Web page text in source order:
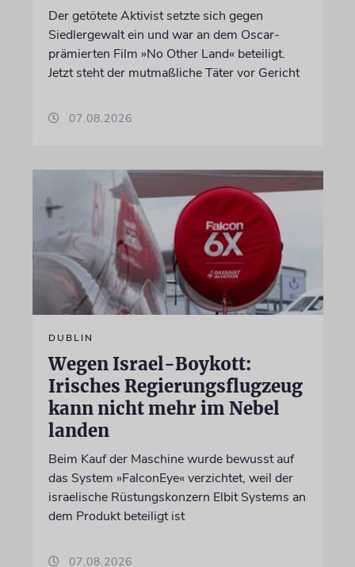
Der getötete Aktivist setzte sich gegen
Siedlergewalt ein und war an dem Oscar-
prämierten Film »No Other Land« beteiligt.
Jetzt steht der mutmaßliche Täter vor Gericht
07.08.2026
DUBLIN
Wegen Israel-Boykott:
Irisches Regierungsflugzeug
kann nicht mehr im Nebel
landen
Beim Kauf der Maschine wurde bewusst auf
das System »FalconEye« verzichtet, weil der
israelische Rüstungskonzern Elbit Systems an
dem Produkt beteiligt ist
07.08.2026